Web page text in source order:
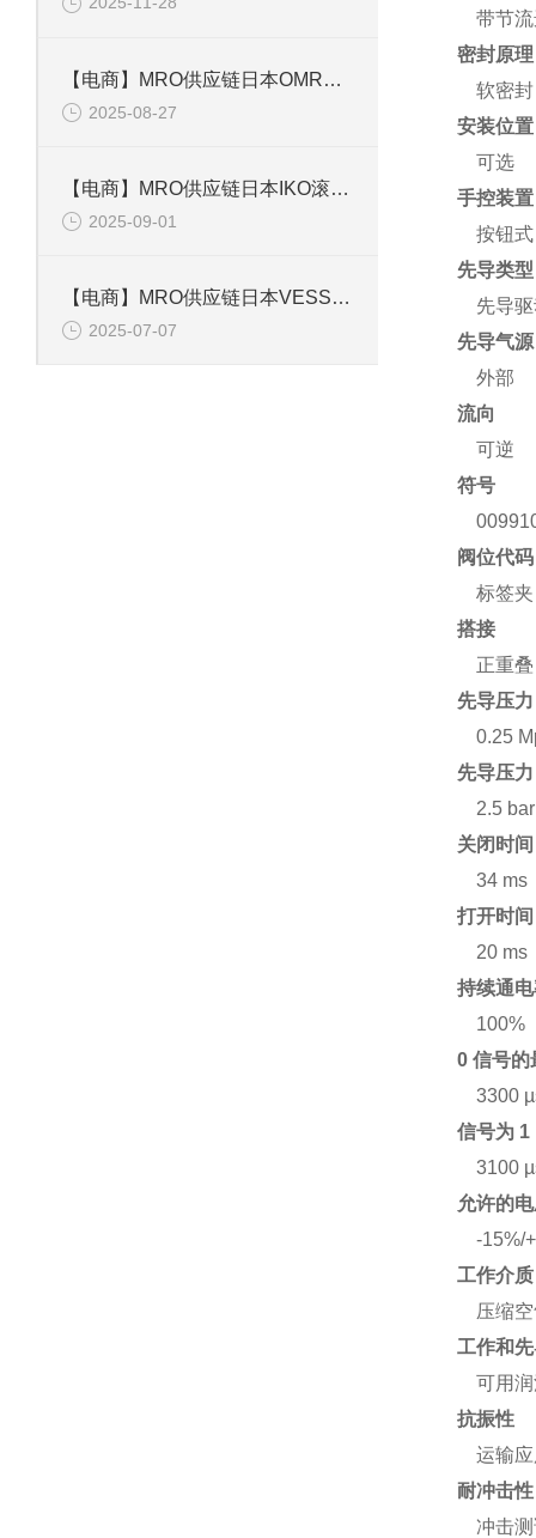
【电商】MRO供应链日本OMRON欧姆龙 计数器 H7EC-N
2025-08-27
【电商】MRO供应链日本IKO滚子导轨单元 MAGT4C1R25
2025-09-01
【电商】MRO供应链日本VESSEL气动螺丝刀 GT-P6.5D
2025-07-07
带节
密封原理
软密封
安装位置
可选
手控装置
按钮式
先导类型
先导
先导气源
外部
流向
可逆
符号
阀位代码
标签夹
搭接
正重叠
先导压
0.25
先导压力
2.5
关闭时间
34 ms
打开时间
20 ms
持续通
100%
0 信号的
3300
信号为 1
3100
允许的
-15%/
工作介质
压缩
工作和
可用
抗振性
运输
耐冲击性
冲击